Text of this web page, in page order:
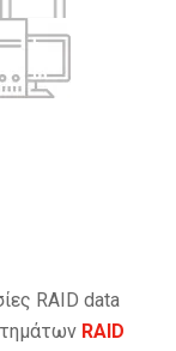
RAID data
RAID